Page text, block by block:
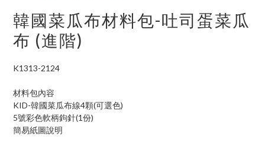
韓國菜瓜布材料包-吐司蛋菜瓜
布 (進階)
K1313-2124
材料包內容
KID-韓國菜瓜布線4顆(可選色)
5號彩色軟柄鉤針(1份)
簡易紙圖說明